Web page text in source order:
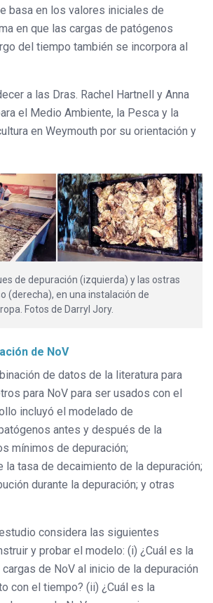
basa en los valores iniciales de
en que las cargas de patógenos
del tiempo también se incorpora al
a las Dras. Rachel Hartnell y Anna
el Medio Ambiente, la Pesca y la
en Weymouth por su orientación y
de depuración (izquierda) y las ostras
(derecha), en una instalación de
Fotos de Darryl Jory.
de NoV
de datos de la literatura para
para NoV para ser usados con el
incluyó el modelado de
antes y después de la
mínimos de depuración;
la tasa de decaimiento de la depuración;
durante la depuración; y otras
considera las siguientes
y probar el modelo: (i) ¿Cuál es la
de NoV al inicio de la depuración
con el tiempo? (ii) ¿Cuál es la